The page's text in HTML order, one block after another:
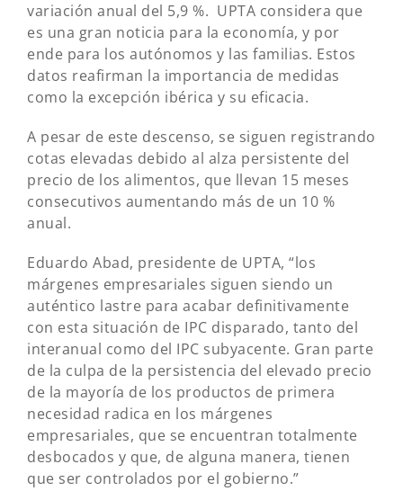
variación anual del 5,9 %. UPTA considera que
es una gran noticia para la economía, y por
ende para los autónomos y las familias. Estos
datos reafirman la importancia de medidas
como la excepción ibérica y su eficacia.
A pesar de este descenso, se siguen registrando
cotas elevadas debido al alza persistente del
precio de los alimentos, que llevan 15 meses
consecutivos aumentando más de un 10 %
anual.
Eduardo Abad, presidente de UPTA, “los
márgenes empresariales siguen siendo un
auténtico lastre para acabar definitivamente
con esta situación de IPC disparado, tanto del
interanual como del IPC subyacente. Gran parte
de la culpa de la persistencia del elevado precio
de la mayoría de los productos de primera
necesidad radica en los márgenes
empresariales, que se encuentran totalmente
desbocados y que, de alguna manera, tienen
que ser controlados por el gobierno.”